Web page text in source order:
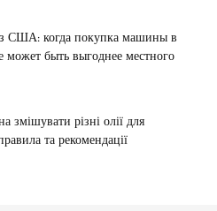
США: когда покупка машины в
может быть выгоднее местного
змішувати різні олії для
та рекомендації